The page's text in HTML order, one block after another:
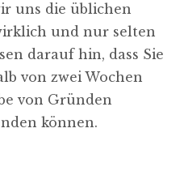
uns die üblichen
und nur selten
darauf hin, dass Sie
von zwei Wochen
von Gründen
können.